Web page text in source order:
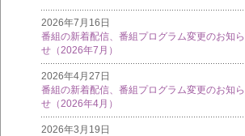
2026年7月16日
番組の新着配信、番組プログラム変更のお知ら
せ（2026年7月）
2026年4月27日
番組の新着配信、番組プログラム変更のお知ら
せ（2026年4月）
2026年3月19日